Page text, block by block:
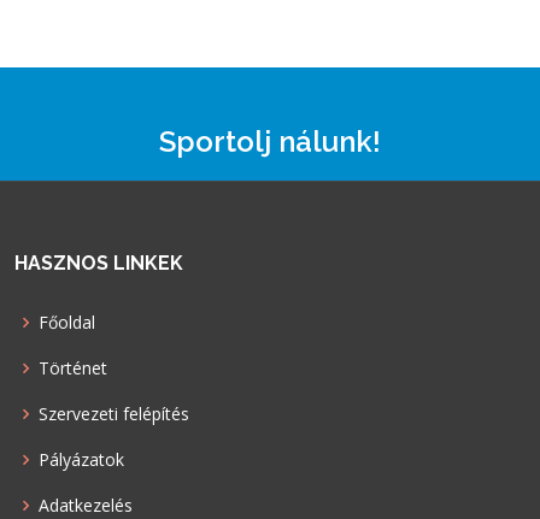
Sportolj nálunk!
HASZNOS LINKEK
Főoldal
Történet
Szervezeti felépítés
Pályázatok
Adatkezelés